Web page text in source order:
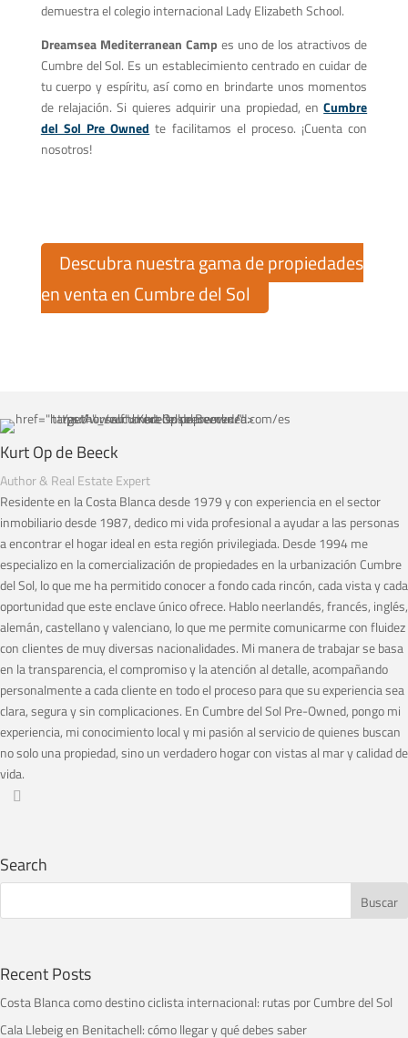
demuestra el colegio internacional Lady Elizabeth School.
Dreamsea Mediterranean Camp es uno de los atractivos de
Cumbre del Sol. Es un establecimiento centrado en cuidar de
tu cuerpo y espíritu, así como en brindarte unos momentos
de relajación. Si quieres adquirir una propiedad, enCumbre
del Sol Pre Owned te facilitamos el proceso. ¡Cuenta con
nosotros!
Descubra nuestra gama de propiedades
en venta en Cumbre del Sol
Kurt Op de Beeck
Author & Real Estate Expert
Residente en la Costa Blanca desde 1979 y con experiencia en el sector
inmobiliario desde 1987, dedico mi vida profesional a ayudar a las personas
a encontrar el hogar ideal en esta región privilegiada. Desde 1994 me
especializo en la comercialización de propiedades en la urbanización Cumbre
del Sol, lo que me ha permitido conocer a fondo cada rincón, cada vista y cada
oportunidad que este enclave único ofrece. Hablo neerlandés, francés, inglés,
alemán, castellano y valenciano, lo que me permite comunicarme con fluidez
con clientes de muy diversas nacionalidades. Mi manera de trabajar se basa
en la transparencia, el compromiso y la atención al detalle, acompañando
personalmente a cada cliente en todo el proceso para que su experiencia sea
clara, segura y sin complicaciones. En Cumbre del Sol Pre-Owned, pongo mi
experiencia, mi conocimiento local y mi pasión al servicio de quienes buscan
no solo una propiedad, sino un verdadero hogar con vistas al mar y calidad de
vida.
Search
Recent Posts
Costa Blanca como destino ciclista internacional: rutas por Cumbre del Sol
Cala Llebeig en Benitachell: cómo llegar y qué debes saber